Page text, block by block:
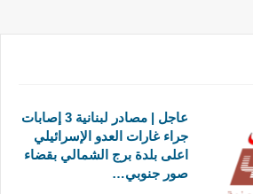
عاجل | مصادر لبنانية 3 إصابات
جراء غارات العدو الإسرائيلي
اعلى بلدة برج الشمالي بقضاء
صور جنوبي…